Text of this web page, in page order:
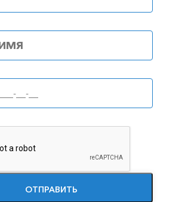
МЕТОДИКАМ
алкоголизма (интервенция)
ОТПРАВИТЬ